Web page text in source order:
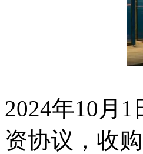
2024年10月
资协议，收